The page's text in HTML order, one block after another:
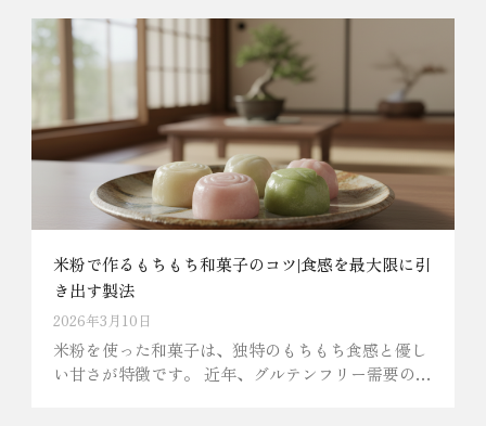
強化。
米粉で作るもちもち和菓子のコツ|食感を最大限に引
き出す製法
2026年3月10日
米粉を使った和菓子は、独特のもちもち食感と優し
い甘さが特徴です。 近年、グルテンフリー需要の高